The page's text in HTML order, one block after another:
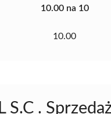
10.00 na 10
10.00
S.C .